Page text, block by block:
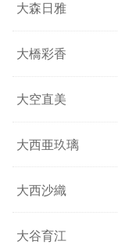
大森日雅
大橋彩香
大空直美
大西亜玖璃
大西沙織
大谷育江